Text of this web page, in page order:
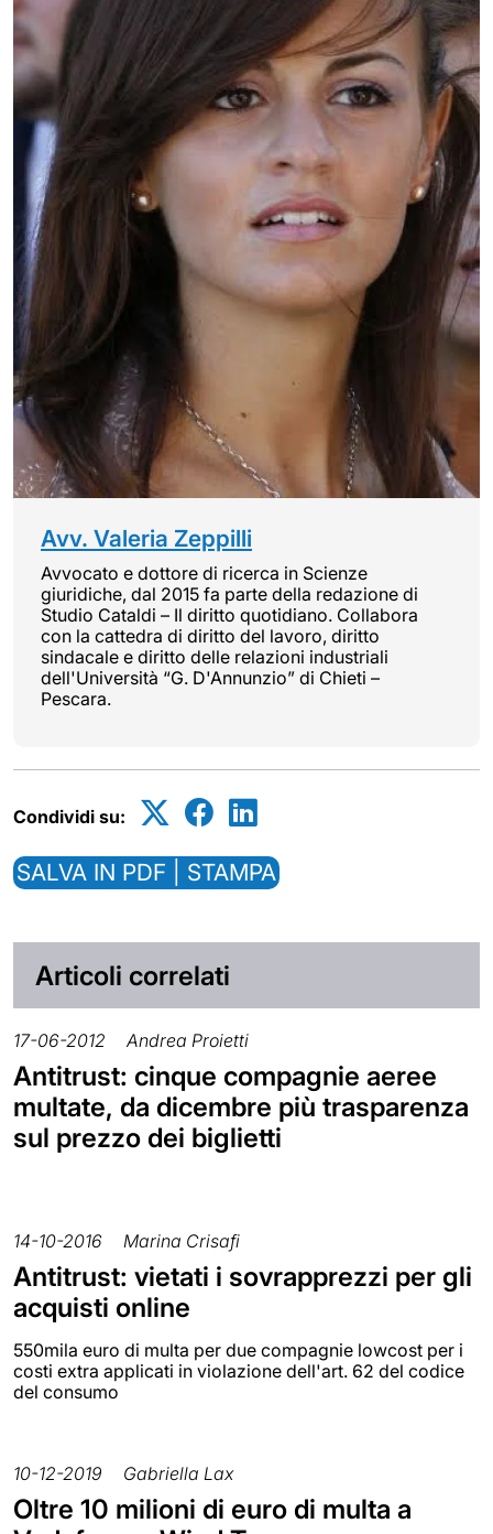
Avv. Valeria Zeppilli
Avvocato e dottore di ricerca in Scienze
giuridiche, dal 2015 fa parte della redazione di
Studio Cataldi – Il diritto quotidiano. Collabora
con la cattedra di diritto del lavoro, diritto
sindacale e diritto delle relazioni industriali
dell'Università “G. D'Annunzio” di Chieti –
Pescara.
Condividi su:
SALVA IN PDF | STAMPA
Articoli correlati
17-06-2012 Andrea Proietti
Antitrust: cinque compagnie aeree
multate, da dicembre più trasparenza
sul prezzo dei biglietti
14-10-2016 Marina Crisafi
Antitrust: vietati i sovrapprezzi per gli
acquisti online
550mila euro di multa per due compagnie lowcost per i
costi extra applicati in violazione dell'art. 62 del codice
del consumo
10-12-2019 Gabriella Lax
Oltre 10 milioni di euro di multa a